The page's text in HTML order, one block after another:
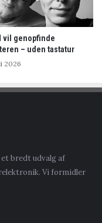
vil genopfinde
– uden tastatur
2026
bredt udvalg af
Vi formidler